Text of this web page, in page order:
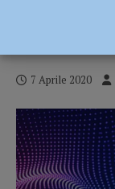
7 Aprile 2020